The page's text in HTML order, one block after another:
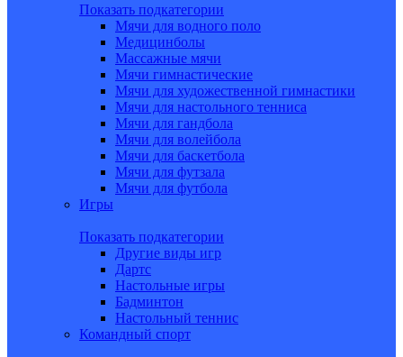
Показать подкатегории
Мячи для водного поло
Медицинболы
Массажные мячи
Мячи гимнастические
Мячи для художественной гимнастики
Мячи для настольного тенниса
Мячи для гандбола
Мячи для волейбола
Мячи для баскетбола
Мячи для футзала
Мячи для футбола
Игры
Показать подкатегории
Другие виды игр
Дартс
Настольные игры
Бадминтон
Настольный теннис
Командный спорт